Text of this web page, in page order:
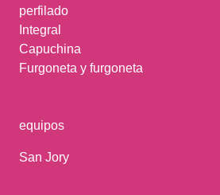
perfilado
Integral
Capuchina
Furgoneta y furgoneta
equipos
San Jory